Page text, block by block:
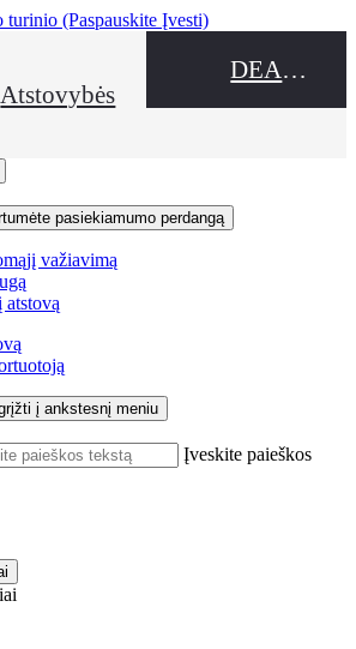
turinio (Paspauskite Įvesti)
Atstovybės
DEALER NAME
pasiekiamumo perdangą
važiavimą
į ankstesnį meniu
Įveskite paieškos